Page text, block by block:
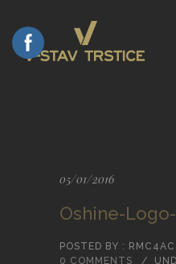
05/01/2016
Oshine-
POSTED BY :
0 COMMENTS
/